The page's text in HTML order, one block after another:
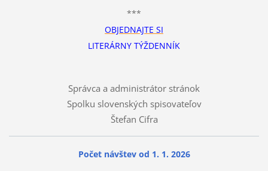
***
OBJEDNAJTE SI
LITERÁRNY TÝŽDENNÍK
Správca a administrátor stránok
Spolku slovenských spisovateľov
Štefan Cifra
Počet návštev od 1. 1. 2026